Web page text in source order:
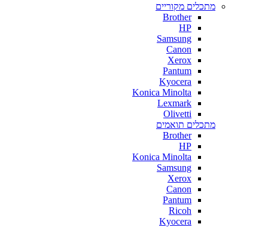
מתכלים מקוריים
Brother
HP
Samsung
Canon
Xerox
Pantum
Kyocera
Konica Minolta
Lexmark
Olivetti
מתכלים תואמים
Brother
HP
Konica Minolta
Samsung
Xerox
Canon
Pantum
Ricoh
Kyocera